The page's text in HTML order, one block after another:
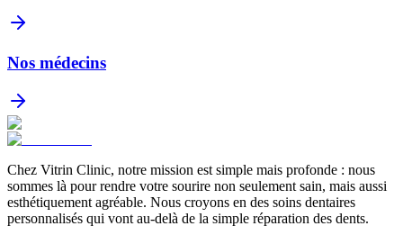
Nos médecins
Chez Vitrin Clinic, notre mission est simple mais profonde : nous
sommes là pour rendre votre sourire non seulement sain, mais aussi
esthétiquement agréable. Nous croyons en des soins dentaires
personnalisés qui vont au-delà de la simple réparation des dents.